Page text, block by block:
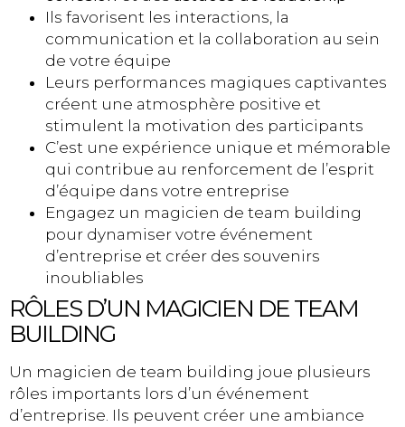
Ils favorisent les interactions, la
communication et la collaboration au sein
de votre équipe
Leurs performances magiques captivantes
créent une atmosphère positive et
stimulent la motivation des participants
C’est une expérience unique et mémorable
qui contribue au renforcement de l’esprit
d’équipe dans votre entreprise
Engagez un magicien de team building
pour dynamiser votre événement
d’entreprise et créer des souvenirs
inoubliables
RÔLES D’UN MAGICIEN DE TEAM
BUILDING
Un magicien de team building joue plusieurs
rôles importants lors d’un événement
d’entreprise. Ils peuvent créer une ambiance